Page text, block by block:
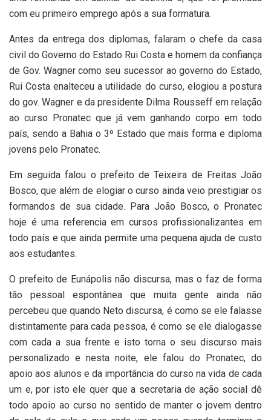
com eu primeiro emprego após a sua formatura.
Antes da entrega dos diplomas, falaram o chefe da casa
civil do Governo do Estado Rui Costa e homem da confiança
de Gov. Wagner como seu sucessor ao governo do Estado,
Rui Costa enalteceu a utilidade do curso, elogiou a postura
do gov. Wagner e da presidente Dilma Rousseff em relação
ao curso Pronatec que já vem ganhando corpo em todo
país, sendo a Bahia o 3º Estado que mais forma e diploma
jovens pelo Pronatec.
Em seguida falou o prefeito de Teixeira de Freitas João
Bosco, que além de elogiar o curso ainda veio prestigiar os
formandos de sua cidade. Para João Bosco, o Pronatec
hoje é uma referencia em cursos profissionalizantes em
todo país e que ainda permite uma pequena ajuda de custo
aos estudantes.
O prefeito de Eunápolis não discursa, mas o faz de forma
tão pessoal espontânea que muita gente ainda não
percebeu que quando Neto discursa, é como se ele falasse
distintamente para cada pessoa, é como se ele dialogasse
com cada a sua frente e isto torna o seu discurso mais
personalizado e nesta noite, ele falou do Pronatec, do
apoio aos alunos e da importância do curso na vida de cada
um e, por isto ele quer que a secretaria de ação social dê
todo apoio ao curso no sentido de manter o jovem dentro